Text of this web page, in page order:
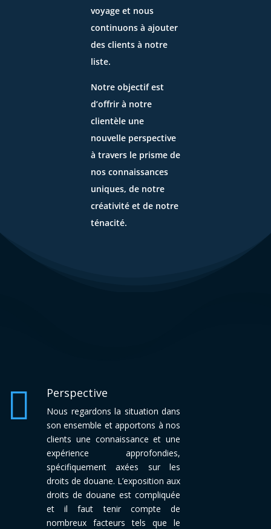
voyage et nous
continuons à ajouter
des clients à notre
liste.
Notre objectif est
d’offrir à notre
clientèle une
nouvelle perspective
à travers le prisme de
nos connaissances
uniques, de notre
créativité et de notre
ténacité.
 Perspective
Nous regardons la situation dans
son ensemble et apportons à nos
clients une connaissance et une
expérience approfondies,
spécifiquement axées sur les
droits de douane. L’exposition aux
droits de douane est compliquée
et il faut tenir compte de
nombreux facteurs tels que le